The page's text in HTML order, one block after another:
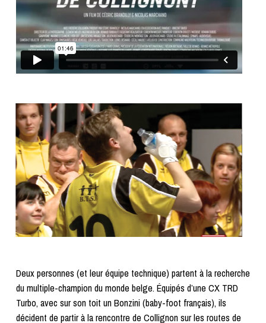
Deux personnes (et leur équipe technique) partent à la recherche
du multiple-champion du monde belge. Équipés d’une CX TRD
Turbo, avec sur son toit un Bonzini (baby-foot français), ils
décident de partir à la rencontre de Collignon sur les routes de